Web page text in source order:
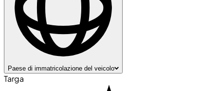
Paese di immatricolazione del veicolo
Targa